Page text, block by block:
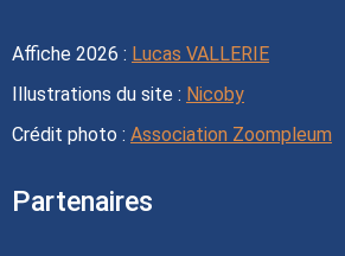
Affiche 2026 : Lucas VALLERIE
Illustrations du site : Nicoby
Crédit photo : Association Zoompleum
Partenaires